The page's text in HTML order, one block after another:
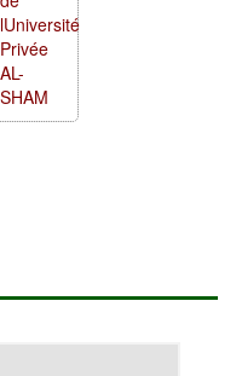
lUniversité
Privée
AL-
SHAM